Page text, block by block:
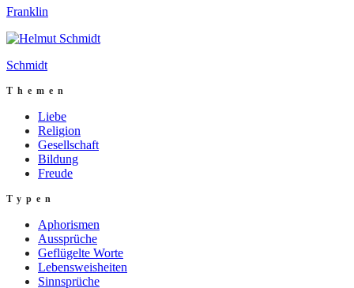
Franklin
Schmidt
Themen
Liebe
Religion
Gesellschaft
Bildung
Freude
Typen
Aphorismen
Aussprüche
Geflügelte Worte
Lebensweisheiten
Sinnsprüche